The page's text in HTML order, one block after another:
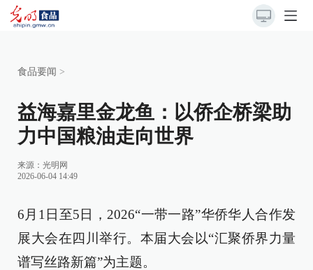
食品要闻 >
益海嘉里金龙鱼：以侨企桥梁助
力中国粮油走向世界
来源： 光明网
2026-06-04 14:49
6月1日至5日，2026“一带一路”华侨华人合作发
展大会在四川举行。本届大会以“汇聚侨界力量
谱写丝路新篇”为主题。